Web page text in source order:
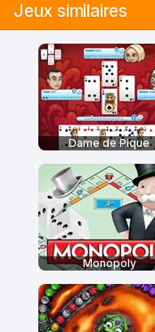
Jeux similaires
Dame de Pique
Monopoly